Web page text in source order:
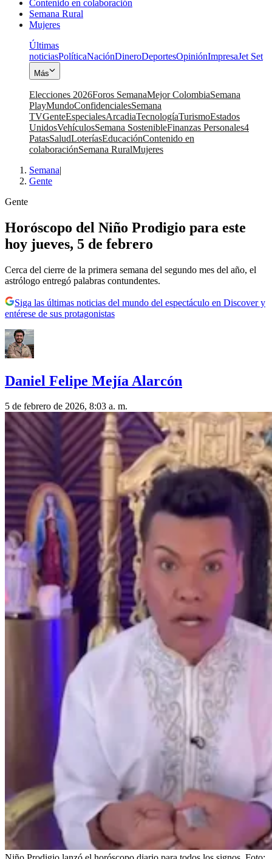
Contenido en colaboración
Semana Rural
Mujeres
Últimas
noticiasPolíticaNaciónDineroDeportesOpiniónImpresaJet Set
Más
Elecciones 2026Foros SemanaMejor ColombiaSemana
PlayMundoConfidencialesSemana
TVGenteEspecialesArcadiaTecnologíaTurismoEstados
UnidosVehículosSemana SostenibleFinanzas Personales4
PatasSaludLoteríasEducaciónContenido en
colaboraciónSemana RuralMujeres
Semana|
Gente
Gente
Horóscopo del Niño Prodigio para este
hoy jueves, 5 de febrero
Cerca del cierre de la primera semana del segundo mes del año, el
astrólogo entregó palabras contundentes.
Siga las últimas noticias del mundo del espectáculo en Discover y
entérese de sus protagonistas
Daniel Felipe Mejía Alarcón
5 de febrero de 2026, 8:03 a. m.